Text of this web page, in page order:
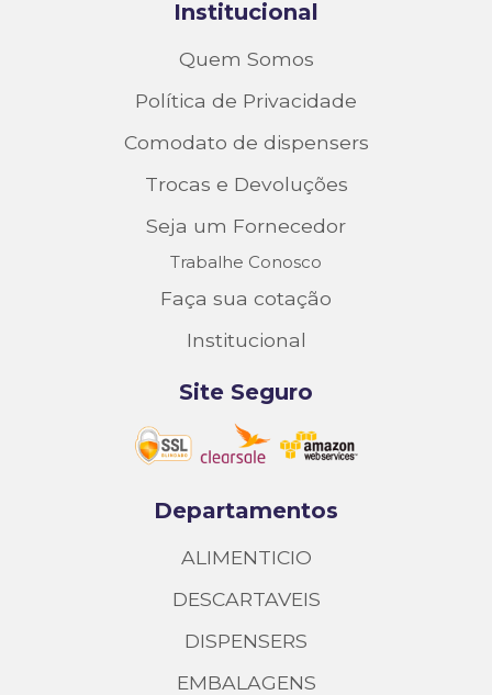
Institucional
Quem Somos
Política de Privacidade
Comodato de dispensers
Trocas e Devoluções
Seja um Fornecedor
Trabalhe Conosco
Faça sua cotação
Institucional
Site Seguro
Departamentos
ALIMENTICIO
DESCARTAVEIS
DISPENSERS
EMBALAGENS